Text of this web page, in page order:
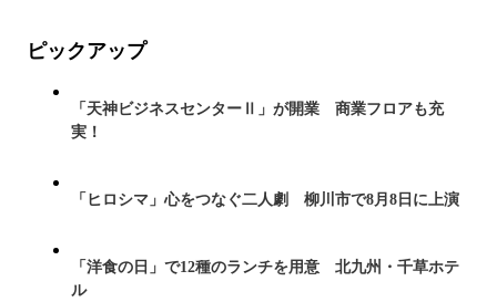
ピックアップ
「天神ビジネスセンターⅡ」が開業 商業フロアも充
実！
「ヒロシマ」心をつなぐ二人劇 柳川市で8月8日に上演
「洋食の日」で12種のランチを用意 北九州・千草ホテ
ル